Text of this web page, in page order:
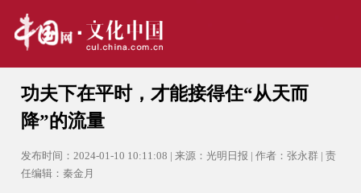
功夫下在平时，才能接得住“从天而
降”的流量
发布时间：2024-01-10 10:11:08 | 来源：光明日报 | 作者：张永群 | 责
任编辑：秦金月